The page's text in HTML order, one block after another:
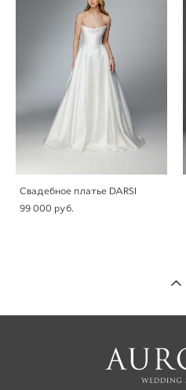
Свадебное платье DARSI
99 000 pуб.